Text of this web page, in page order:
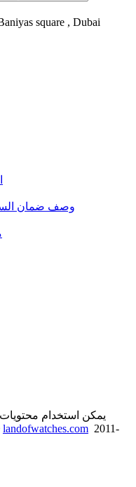
square , Dubai
وصف ضمان
يمكن استخدام
landofwatches.com 2011-